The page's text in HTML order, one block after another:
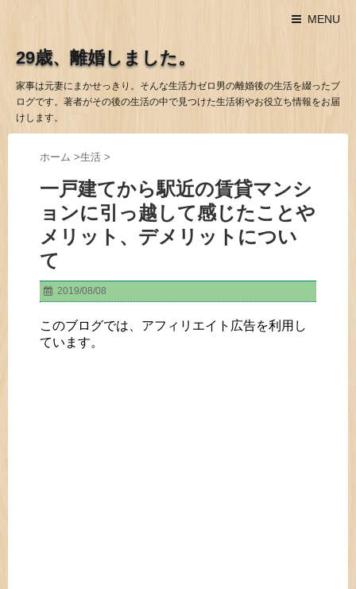
MENU
29歳、離婚しました。
家事は元妻にまかせっきり。そんな生活力ゼロ男の離婚後の生活を綴ったブ
ログです。著者がその後の生活の中で見つけた生活術やお役立ち情報をお届
けします。
ホーム >生活 >
一戸建てから駅近の賃貸マンシ
ョンに引っ越して感じたことや
メリット、デメリットについ
て
2019/08/08
このブログでは、アフィリエイト広告を利用し
ています。